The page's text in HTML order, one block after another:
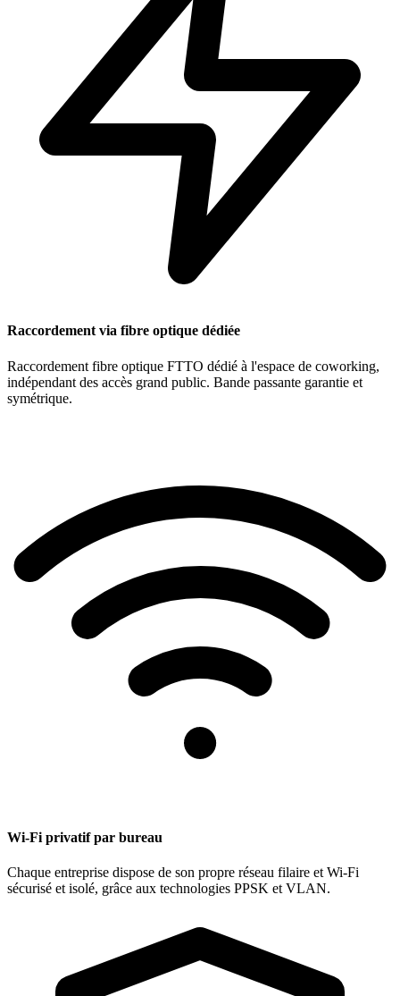
Raccordement via fibre optique dédiée
Raccordement fibre optique FTTO dédié à l'espace de coworking,
indépendant des accès grand public. Bande passante garantie et
symétrique.
Wi-Fi privatif par bureau
Chaque entreprise dispose de son propre réseau filaire et Wi-Fi
sécurisé et isolé, grâce aux technologies PPSK et VLAN.